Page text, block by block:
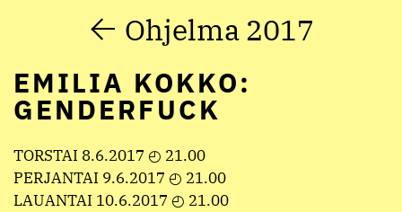
Ohjelma 2017
EMILIA KOKKO:
GENDERFUCK
TORSTAI 8.6.2017 ◴ 21.00
PERJANTAI 9.6.2017 ◴ 21.00
LAUANTAI 10.6.2017 ◴ 21.00